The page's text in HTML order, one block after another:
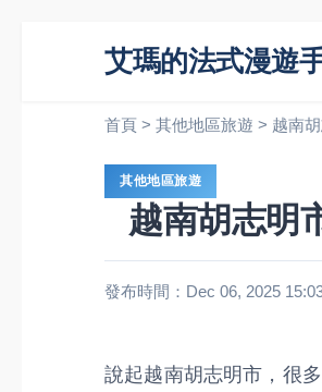
艾瑪的法式漫遊
首頁 > 其他地區旅遊 > 越南
其他地區旅遊
越南胡志明
發布時間：Dec 06, 2025
說起越南胡志明市，很